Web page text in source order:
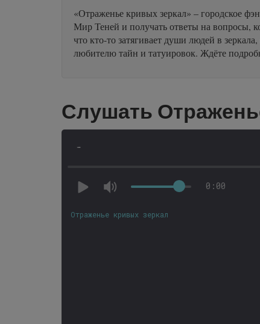
«Отраженье кривых зеркал» – городское
Мир Теней и получать ответы на вопросы,
что кто-то затягивает души людей в
любителю тайн и татуировок. Ждёте
Слушать
-
0:00
Отраженье кривых зеркал